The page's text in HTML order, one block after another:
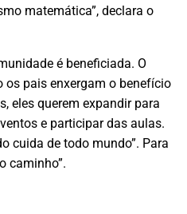
matemática”, declara o
é beneficiada. O
os pais enxergam o benefício
eles querem expandir para
e participar das aulas.
cuida de todo mundo”. Para
caminho”.